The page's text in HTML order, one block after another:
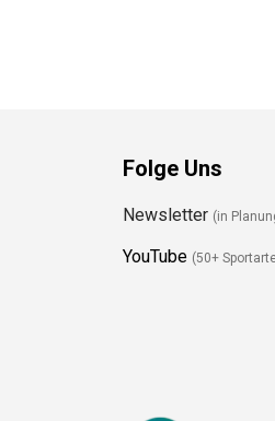
Folge Uns
Newsletter(in Planung)
YouTube (50+ Sportarten)